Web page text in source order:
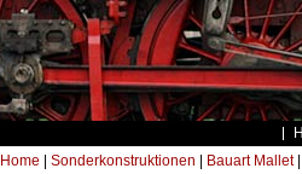
Home Sonderkonstruktionen Bauart Mallet